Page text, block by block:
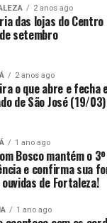
2 anos ago
das lojas do
setembro
2 anos ago
o que abre e fecha
de São José (19/03)
1 ano ago
Bosco mantém o
e confirma sua
de Fortaleza!
1 ano ago